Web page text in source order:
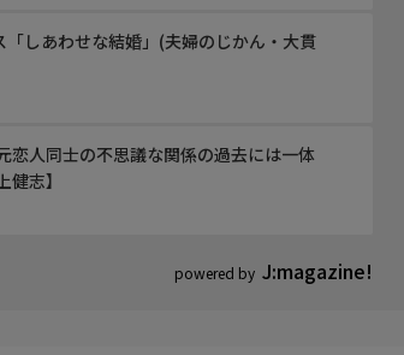
powered by J:magazine!
しあわせな結婚」(夫婦のじかん・大貫
恋人同士の不思議な関係の過去には一体
志】